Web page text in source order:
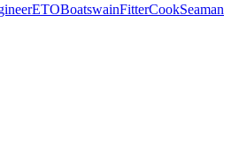
ETOBoatswainFitterCookSeaman